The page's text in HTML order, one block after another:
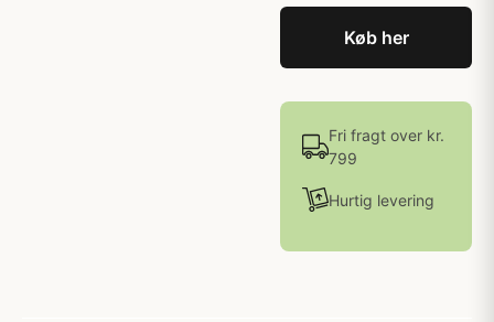
Køb her
Fri fragt over kr.
799
Hurtig levering